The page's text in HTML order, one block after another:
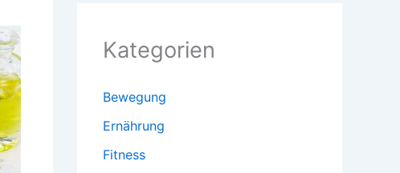
Kategorien
Bewegung
Ernährung
Fitness